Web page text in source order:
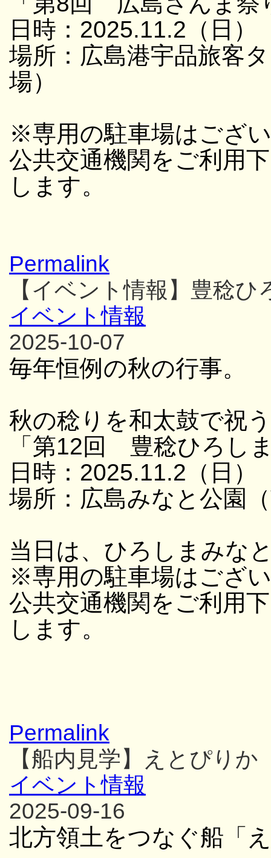
日時：2025.11.2（日
場所：広島港宇品旅客
場）
※専用の駐車場はござ
公共交通機関をご利用
します。
Permalink
【イベント情報】豊稔
イベント情報
2025-10-07
毎年恒例の秋の行事。
秋の稔りを和太鼓で祝
「第12回 豊稔ひろし
日時：2025.11.2（日
場所：広島みなと公園
当日は、ひろしまみな
※専用の駐車場はござ
公共交通機関をご利用
します。
Permalink
【船内見学】えとぴりか
イベント情報
2025-09-16
北方領土をつなぐ船「